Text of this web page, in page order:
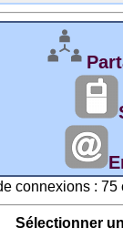
connexions :
Sélectionner